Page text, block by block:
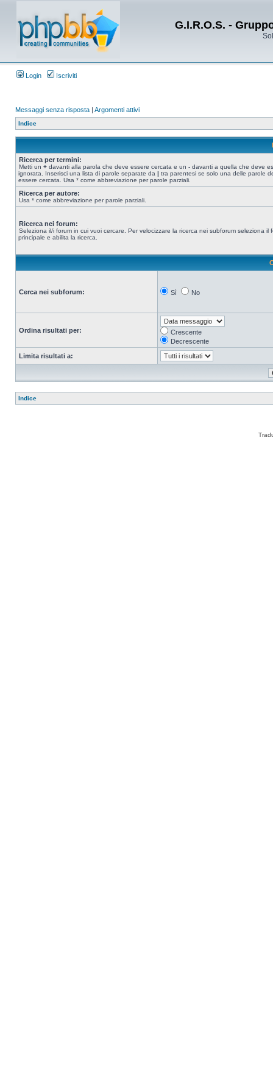
G.I.R.O.S. -
Login Iscriviti
Messaggi senza risposta | Argomenti attivi
Indice
Ricerca per termini:
Metti un + davanti alla parola che deve essere cercata e un - davanti a quella che deve
ignorata. Inserisci una lista di parole separate da | tra parentesi se solo una delle parole
essere cercata. Usa * come abbreviazione per parole parziali.
Ricerca per autore:
Usa * come abbreviazione per parole parziali.
Ricerca nei forum:
Seleziona il/i forum in cui vuoi cercare. Per velocizzare la ricerca nei subforum seleziona il
principale e abilita la ricerca.
Cerca nei subforum: Sì No
Ordina risultati per:
Crescente
Decrescente
Limita risultati a:
Indice